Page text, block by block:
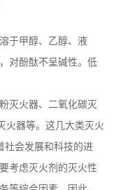
于甲醇、乙醇、液
对酚酞不呈碱性。低
灭火器、二氧化碳灭
火器等。这几大类灭火
社会发展和科技的进
考虑灭火剂的灭火性